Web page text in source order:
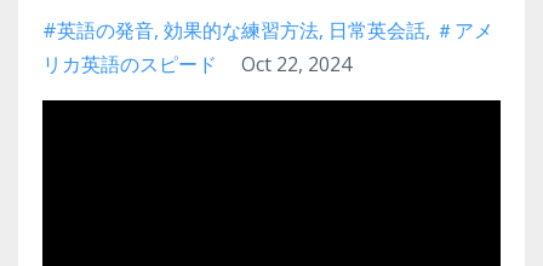
#英語の発音 効果的な練習方法 日常英会話 ＃アメ
リカ英語のスピード
Oct 22, 2024